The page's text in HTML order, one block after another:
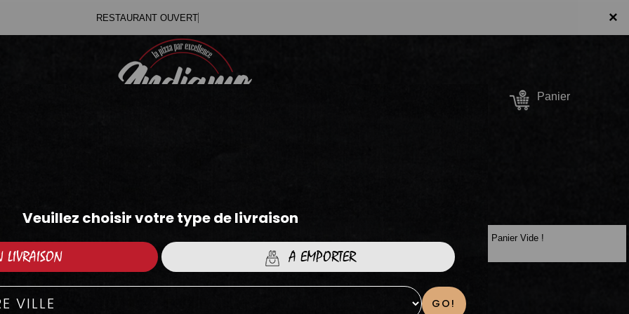
×
RESTA
Panier
PANINIS Panier Vide !